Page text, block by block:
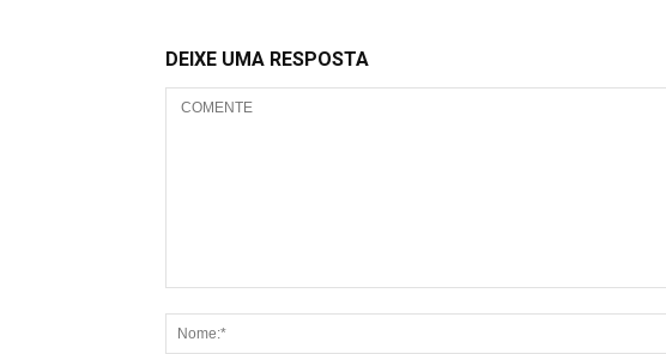
DEIXE UMA RESPOSTA